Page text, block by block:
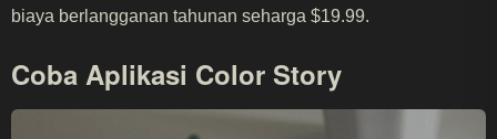
biaya berlangganan tahunan seharga $19.99.
Coba Aplikasi Color Story